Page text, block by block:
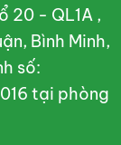
20 - QL1A ,
Bình Minh,
số:
tại phòng